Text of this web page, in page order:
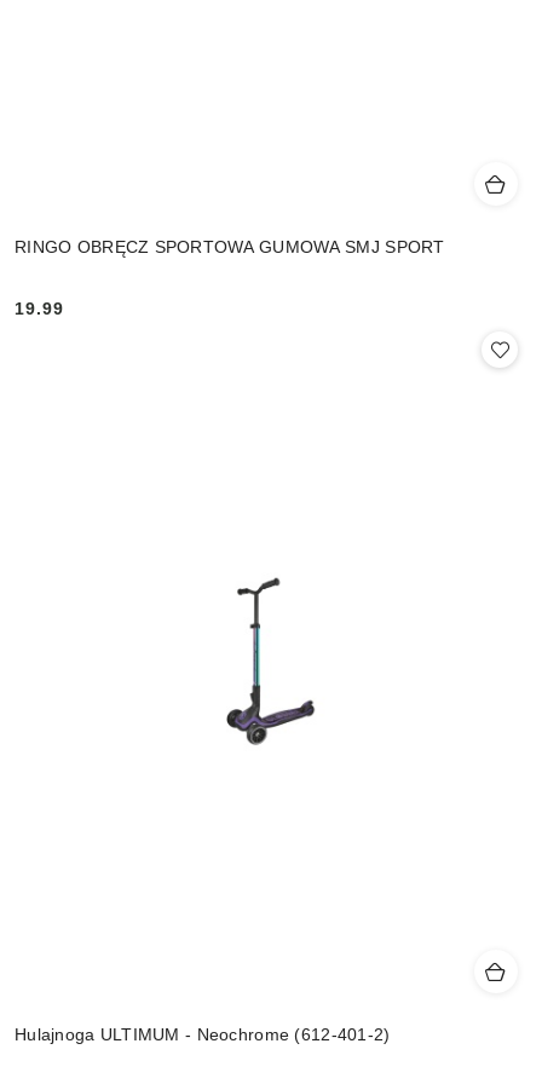
RINGO OBRĘCZ SPORTOWA GUMOWA SMJ SPORT
Cena:
19.99
Hulajnoga ULTIMUM - Neochrome (612-401-2)